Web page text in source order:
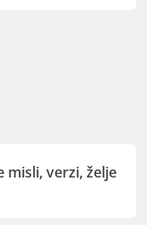
misli, verzi, želje